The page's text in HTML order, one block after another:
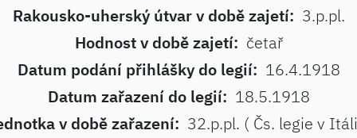
Rakousko-uherský útvar v době zajetí: 3.p.pl.
Hodnost v době zajetí: četař
Datum podání přihlášky do legií: 16.4.1918
Datum zařazení do legií: 18.5.1918
v době zařazení: 32.p.pl. ( Čs. legie v